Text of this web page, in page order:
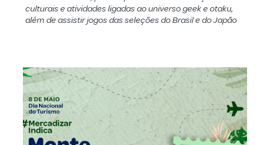
culturais e atividades ligadas ao universo geek e otaku,
além de assistir jogos das seleções do Brasil e do Japão